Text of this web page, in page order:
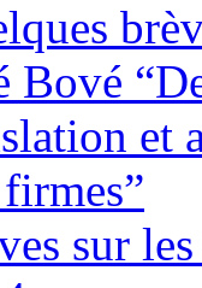
Bové
et
sur